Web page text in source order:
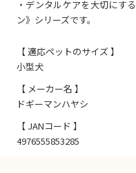
・デンタルケアを大切にす
ン》シリーズです。
【 適応ペットのサイズ 】
小型犬
【 メーカー名 】
ドギーマンハヤシ
【 JANコード 】
4976555853285